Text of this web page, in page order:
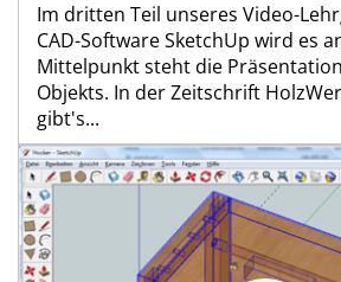
Im dritten Teil unseres Video-
CAD-Software SketchUp wird es
Mittelpunkt steht die
Objekts. In der Zeitschrift
gibt's...